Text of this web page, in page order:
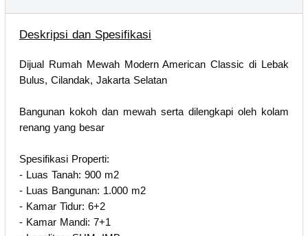
Deskripsi dan Spesifikasi
Dijual Rumah Mewah Modern American Classic di Lebak
Bulus, Cilandak, Jakarta Selatan
Bangunan kokoh dan mewah serta dilengkapi oleh kolam
renang yang besar
Spesifikasi Properti:
- Luas Tanah: 900 m2
- Luas Bangunan: 1.000 m2
- Kamar Tidur: 6+2
- Kamar Mandi: 7+1